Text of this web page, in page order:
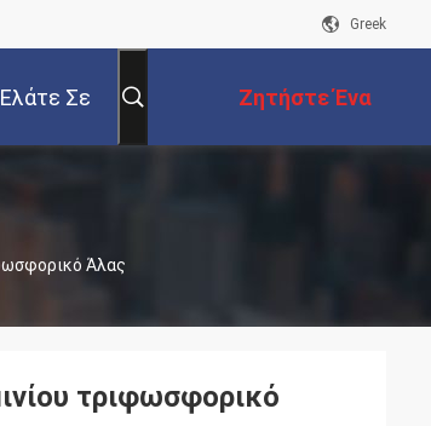
Greek
Σε Ζητήστε Ένα
Απόσπασμα
Άλας
τριφωσφορικό